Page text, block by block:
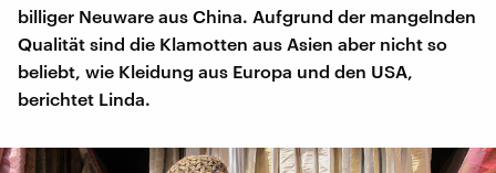
billiger Neuware aus China. Aufgrund der mangelnden
Qualität sind die Klamotten aus Asien aber nicht so
beliebt, wie Kleidung aus Europa und den USA,
berichtet Linda.